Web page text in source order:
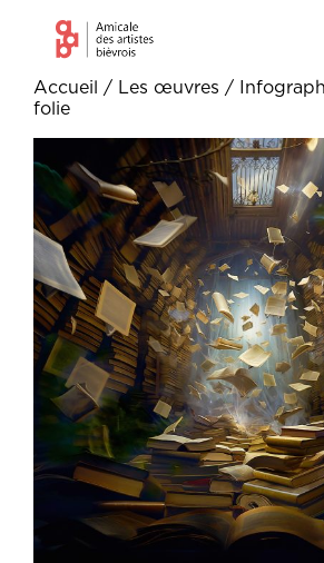
Accueil / Les œuvres /
folie